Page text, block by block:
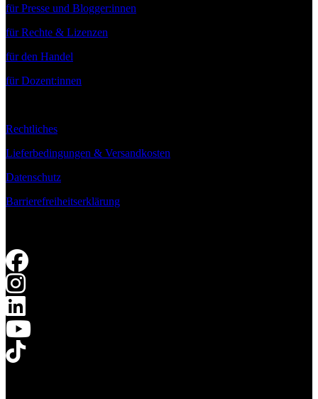
für Presse und Blogger:innen
für Rechte & Lizenzen
für den Handel
für Dozent:innen
Rechtliches
Lieferbedingungen & Versandkosten
Datenschutz
Barrierefreiheitserklärung